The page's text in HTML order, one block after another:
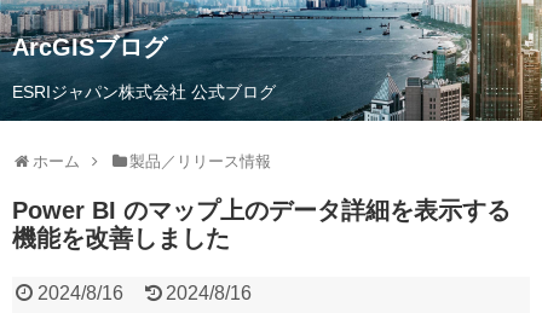
ArcGISブログ
ESRIジャパン株式会社 公式ブログ
ホーム 製品／リリース情報
Power BI のマップ上のデータ詳細を表示する
機能を改善しました
2024/8/16
2024/8/16